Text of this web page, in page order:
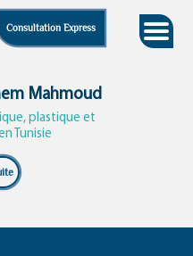
Consultation Express
Mahmoud
plastique et
Tunisie